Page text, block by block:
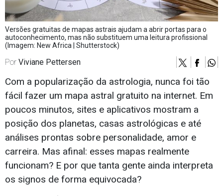
Versões gratuitas de mapas astrais ajudam a abrir portas para o
autoconhecimento, mas não substituem uma leitura profissional
(Imagem: New Africa | Shutterstock)
Por Viviane Pettersen
Com a popularização da astrologia, nunca foi tão
fácil fazer um mapa astral gratuito na internet. Em
poucos minutos, sites e aplicativos mostram a
posição dos planetas, casas astrológicas e até
análises prontas sobre personalidade, amor e
carreira. Mas afinal: esses mapas realmente
funcionam? E por que tanta gente ainda interpreta
os signos de forma equivocada?